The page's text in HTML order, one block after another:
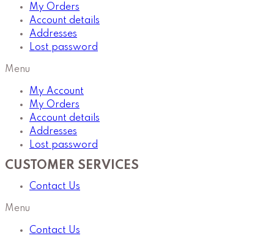
My Orders
Account details
Addresses
Lost password
Menu
My Account
My Orders
Account details
Addresses
Lost password
CUSTOMER SERVICES
Contact Us
Menu
Contact Us